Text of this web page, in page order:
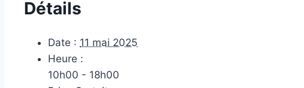
Détails
Date : 11 mai 2025
Heure :
10h00 - 18h00